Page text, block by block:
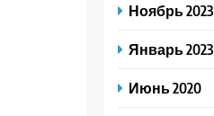
Ноябрь 2023
Январь 2023
Июнь 2020